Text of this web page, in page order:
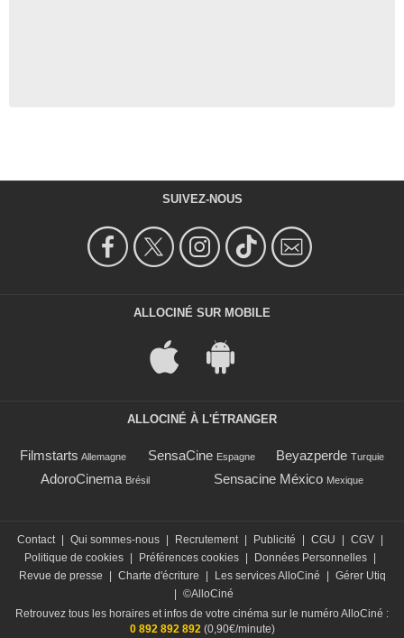
SUIVEZ-NOUS
ALLOCINÉ SUR MOBILE
ALLOCINÉ À L'ÉTRANGER
Filmstarts Allemagne SensaCine Espagne Beyazperde Turquie
AdoroCinema Brésil Sensacine México Mexique
Contact Qui sommes-nous Recrutement Publicité CGU CGV
Politique de cookies
Préférences cookies Données Personnelles
Revue de presse
Charte d'écriture Les services AlloCiné
Gérer Utiq
©AlloCiné
Retrouvez tous les horaires et infos de votre cinéma sur le numéro AlloCiné :
0 892 892 892(0,90€/minute)